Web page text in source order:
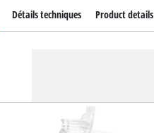
Détails techniques Product details